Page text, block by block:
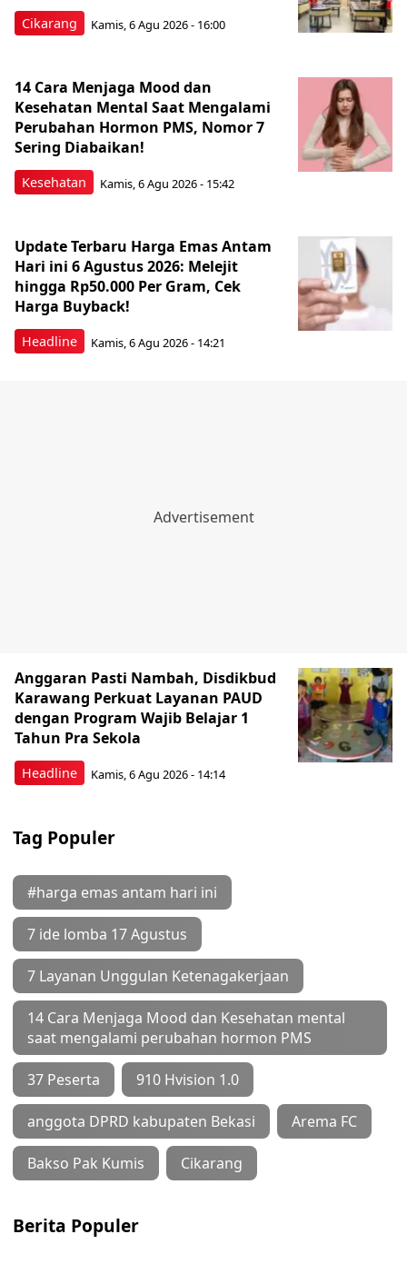
Cikarang Kamis, 6 Agu 2026 - 16:00
Kesehatan
14 Cara Menjaga Mood dan
Kesehatan Mental Saat Mengalami
Perubahan Hormon PMS, Nomor 7
Sering Diabaikan!
Kamis, 6 Agu 2026 - 15:42
Headline
Update Terbaru Harga Emas Antam
Hari ini 6 Agustus 2026: Melejit
hingga Rp50.000 Per Gram, Cek
Harga Buyback!
Kamis, 6 Agu 2026 - 14:21
Headline
Anggaran Pasti Nambah, Disdikbud
Karawang Perkuat Layanan PAUD
dengan Program Wajib Belajar 1
Tahun Pra Sekola
Kamis, 6 Agu 2026 - 14:14
Tag Populer
#harga emas antam hari ini
7 ide lomba 17 Agustus
7 Layanan Unggulan Ketenagakerjaan
14 Cara Menjaga Mood dan Kesehatan mental
saat mengalami perubahan hormon PMS
37 Peserta 910 Hvision 1.0
anggota DPRD kabupaten Bekasi Arema FC
Bakso Pak Kumis Cikarang
Berita Populer